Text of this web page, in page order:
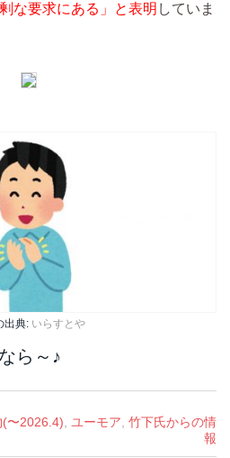
な要求にある」と表明 していま
出典: いらすとや
ら～♪
(〜2026.4), ユーモア, 竹下氏からの情
報